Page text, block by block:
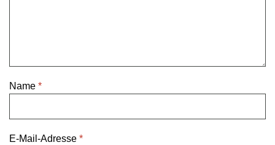
Name *
E-Mail-Adresse *